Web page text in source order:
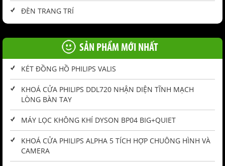
ĐÈN TRANG TRÍ
SẢN PHẨM MỚI NHẤT
KÉT ĐỒNG HỒ PHILIPS VALIS
KHOÁ CỬA PHILIPS DDL720 NHẬN DIỆN TĨNH MẠCH
LÒNG BÀN TAY
MÁY LỌC KHÔNG KHÍ DYSON BP04 BIG+QUIET
KHOÁ CỬA PHILIPS ALPHA 5 TÍCH HỢP CHUÔNG HÌNH VÀ
CAMERA